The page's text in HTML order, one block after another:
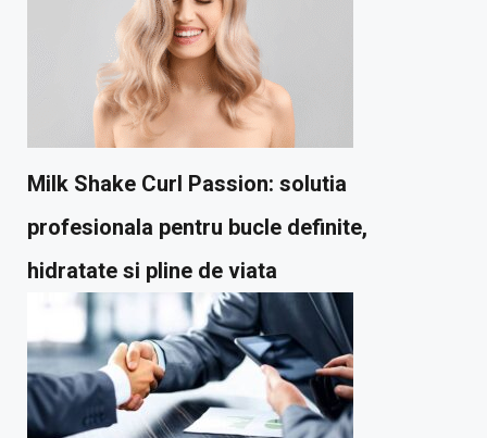
Milk Shake Curl Passion: solutia
profesionala pentru bucle definite,
hidratate si pline de viata